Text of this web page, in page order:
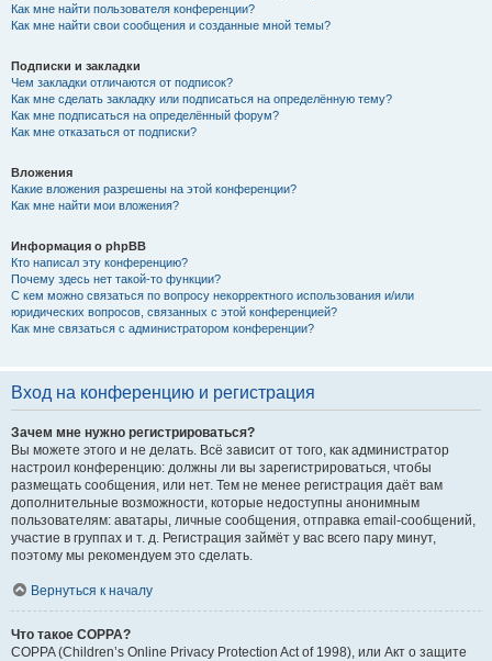
Как мне найти пользователя конференции?
Как мне найти свои сообщения и созданные мной темы?
Подписки и закладки
Чем закладки отличаются от подписок?
Как мне сделать закладку или подписаться на определённую тему?
Как мне подписаться на определённый форум?
Как мне отказаться от подписки?
Вложения
Какие вложения разрешены на этой конференции?
Как мне найти мои вложения?
Информация о phpBB
Кто написал эту конференцию?
Почему здесь нет такой-то функции?
С кем можно связаться по вопросу некорректного использования и/или
юридических вопросов, связанных с этой конференцией?
Как мне связаться с администратором конференции?
Вход на конференцию и регистрация
Зачем мне нужно регистрироваться?
Вы можете этого и не делать. Всё зависит от того, как администратор
настроил конференцию: должны ли вы зарегистрироваться, чтобы
размещать сообщения, или нет. Тем не менее регистрация даёт вам
дополнительные возможности, которые недоступны анонимным
пользователям: аватары, личные сообщения, отправка email-сообщений,
участие в группах и т. д. Регистрация займёт у вас всего пару минут,
поэтому мы рекомендуем это сделать.
Вернуться к началу
Что такое COPPA?
COPPA (Children’s Online Privacy Protection Act of 1998), или Акт о защите